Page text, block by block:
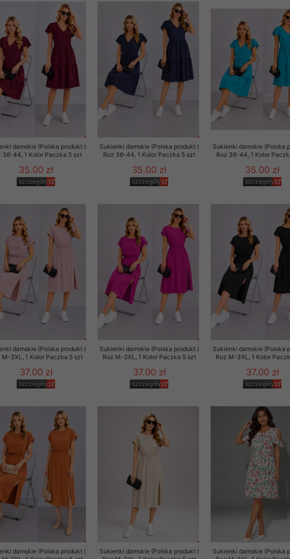
damskie (Polska produkt )
36-44, 1 Kolor Paczka 5 szt
35.00 zł
szczegóły
Sukienki damskie (Polska produkt )
Roz 36-44, 1 Kolor Paczka 5 szt
35.00 zł
szczegóły
Sukienki damskie (Polska
Roz 36-44, 1 Kolor
35.00 zł
szczegóły
damskie (Polska produkt )
M-3XL, 1 Kolor Paczka 5 szt
37.00 zł
szczegóły
Sukienki damskie (Polska produkt )
Roz M-3XL, 1 Kolor Paczka 5 szt
37.00 zł
szczegóły
Sukienki damskie (Polska
Roz M-3XL, 1 Kolor
37.00 zł
szczegóły
damskie (Polska produkt )
Sukienki damskie (Polska produkt )
Sukienki damskie (Polska
gdy wyrazili na to zgodę. Dotyczy to w
wskazanego przez nas linka
promocjach, rabatach i nowościach w
prywatności, w szczególności danych